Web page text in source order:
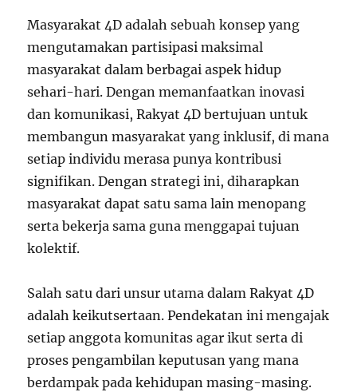
Masyarakat 4D adalah sebuah konsep yang
mengutamakan partisipasi maksimal
masyarakat dalam berbagai aspek hidup
sehari-hari. Dengan memanfaatkan inovasi
dan komunikasi, Rakyat 4D bertujuan untuk
membangun masyarakat yang inklusif, di mana
setiap individu merasa punya kontribusi
signifikan. Dengan strategi ini, diharapkan
masyarakat dapat satu sama lain menopang
serta bekerja sama guna menggapai tujuan
kolektif.
Salah satu dari unsur utama dalam Rakyat 4D
adalah keikutsertaan. Pendekatan ini mengajak
setiap anggota komunitas agar ikut serta di
proses pengambilan keputusan yang mana
berdampak pada kehidupan masing-masing.